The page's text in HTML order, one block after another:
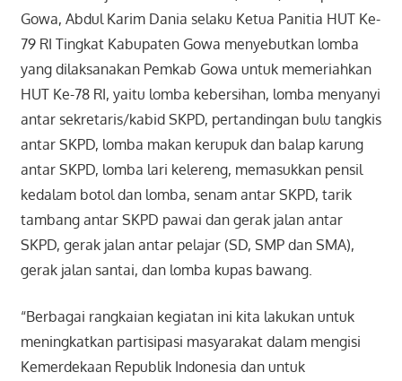
Gowa, Abdul Karim Dania selaku Ketua Panitia HUT Ke-
79 RI Tingkat Kabupaten Gowa menyebutkan lomba
yang dilaksanakan Pemkab Gowa untuk memeriahkan
HUT Ke-78 RI, yaitu lomba kebersihan, lomba menyanyi
antar sekretaris/kabid SKPD, pertandingan bulu tangkis
antar SKPD, lomba makan kerupuk dan balap karung
antar SKPD, lomba lari kelereng, memasukkan pensil
kedalam botol dan lomba, senam antar SKPD, tarik
tambang antar SKPD pawai dan gerak jalan antar
SKPD, gerak jalan antar pelajar (SD, SMP dan SMA),
gerak jalan santai, dan lomba kupas bawang.
“Berbagai rangkaian kegiatan ini kita lakukan untuk
meningkatkan partisipasi masyarakat dalam mengisi
Kemerdekaan Republik Indonesia dan untuk